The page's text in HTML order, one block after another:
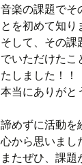
音楽の課題でそ
とを初めて知り
そして、その課
でいただけたこ
たしました！！
本当にありがと
諦めずに活動を
心から思いまし
またぜひ、課